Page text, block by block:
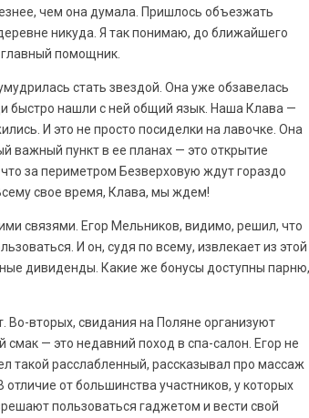
чем она думала. Пришлось объезжать
никуда. Я так понимаю, до ближайшего
помощник.
стать звездой. Она уже обзавелась
быстро нашли с ней общий язык. Наша Клава —
И это не просто посиделки на лавочке. Она
важный пункт в ее планах — это открытие
за периметром Безверховую ждут гораздо
свое время, Клава, мы ждем!
связями. Егор Мельников, видимо, решил, что
И он, судя по всему, извлекает из этой
дивиденды. Какие же бонусы доступны парню,
Во-вторых, свидания на Поляне организуют
— это недавний поход в спа-салон. Егор не
такой расслабленный, рассказывал про массаж
от большинства участников, у которых
пользоваться гаджетом и вести свой